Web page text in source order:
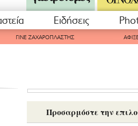
Eιδήσεις
ΓΙΝΕ ΖΑΧΑΡΟΠΛΑΣΤΗΣ
Προσαρμόστε την